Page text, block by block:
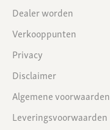
Dealer worden
Verkooppunten
Privacy
Disclaimer
Algemene voorwaarden
Leveringsvoorwaarden